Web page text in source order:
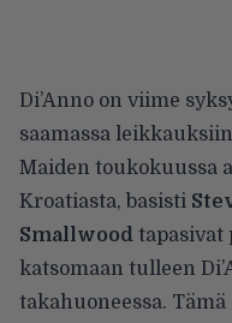
Di’Anno on viime
saamassa
Maiden toukokuussa
Kroatiasta, basisti
Smallwood tapasivat
katsomaan tulleen
takahuoneessa.